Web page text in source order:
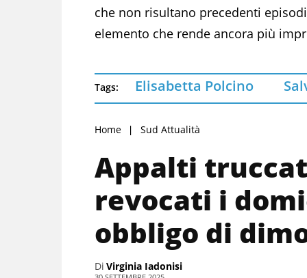
che non risultano precedenti
elemento che rende ancora più
Tags: Elisabetta Polcino
Home Sud Attualità
Appalti
revocati i
obbligo di
Di Virginia Iadonisi